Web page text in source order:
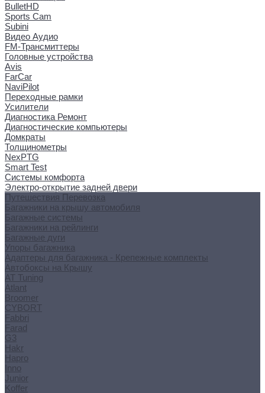
BulletHD
Sports Cam
Subini
Видео Аудио
FM-Трансмиттеры
Головные устройства
Avis
FarCar
NaviPilot
Переходные рамки
Усилители
Диагностика Ремонт
Диагностические компьютеры
Домкраты
Толщинометры
NexPTG
Smart Test
Системы комфорта
Электро-открытие задней двери
Путешествия Перевозка
Багажники на крышу автомобиля
Багажные системы
Багажники на рейлинги
Багажные дуги
Упоры багажника
Адаптеры для багажника - Крепежные комплекты
Автобоксы на Крышу
AT Tuning
Atlant
Broomer
CYBORT
Fabbri
Farad
G3
Hakr
Hapro
Inno
Junior
Koffer